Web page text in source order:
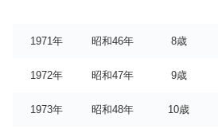
1971年 昭和46年 8歳
1972年 昭和47年 9歳
1973年 昭和48年 10歳